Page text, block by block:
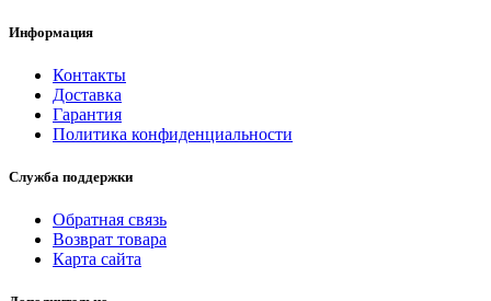
Информация
Контакты
Доставка
Гарантия
Политика конфиденциальности
Служба поддержки
Обратная связь
Возврат товара
Карта сайта